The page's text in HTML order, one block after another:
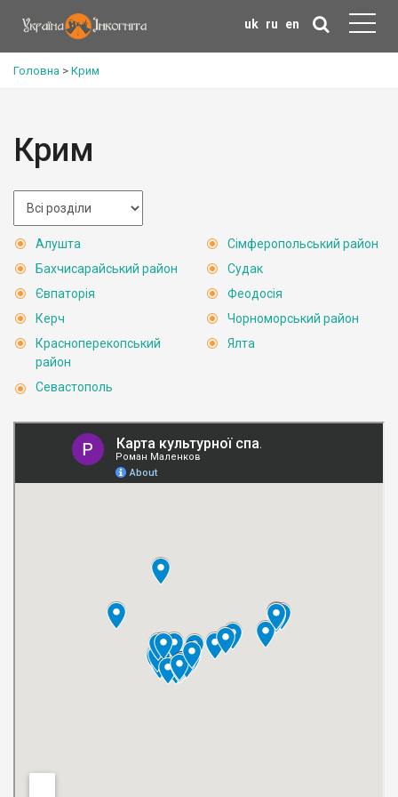
uk ru en
Головна > Крим
Крим
Алушта
Бахчисарайський район
Євпаторія
Керч
Красноперекопський
район
Севастополь
Сімферопольський район
Судак
Феодосія
Чорноморський район
Ялта